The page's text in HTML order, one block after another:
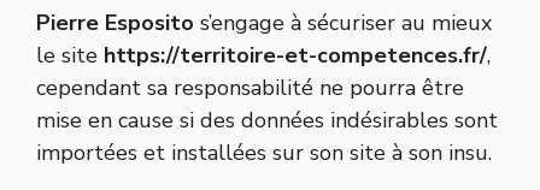
Pierre Esposito s’engage à sécuriser au mieux
le site https://territoire-et-competences.fr/,
cependant sa responsabilité ne pourra être
mise en cause si des données indésirables sont
importées et installées sur son site à son insu.